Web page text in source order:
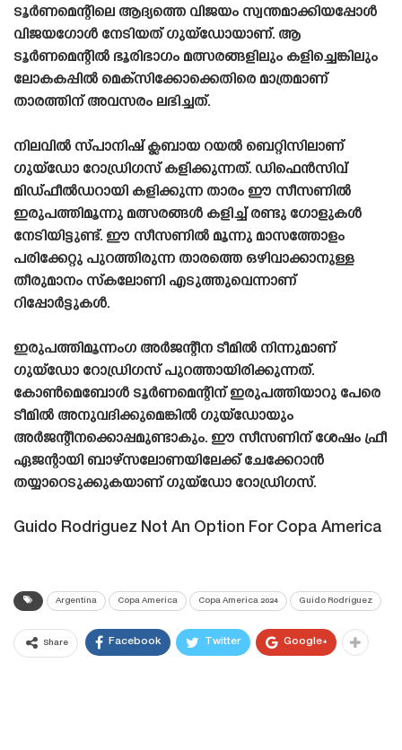
ടൂർണമെന്റിലെ ആദ്യത്തെ വിജയം സ്വന്തമാക്കിയപ്പോൾ
വിജയഗോൾ നേടിയത് ഗുയ്‌ഡോയാണ്. ആ
ടൂർണമെന്റിൽ ഭൂരിഭാഗം മത്സരങ്ങളിലും കളിച്ചെങ്കിലും
ലോകകപ്പിൽ മെക്‌സിക്കോക്കെതിരെ മാത്രമാണ്
താരത്തിന് അവസരം ലഭിച്ചത്.
നിലവിൽ സ്‌പാനിഷ്‌ ക്ലബായ റയൽ ബെറ്റിസിലാണ്
ഗുയ്‌ഡോ റോഡ്രിഗസ് കളിക്കുന്നത്. ഡിഫെൻസിവ്
മിഡ്‌ഫീൽഡറായി കളിക്കുന്ന താരം ഈ സീസണിൽ
ഇരുപത്തിമൂന്നു മത്സരങ്ങൾ കളിച്ച് രണ്ടു ഗോളുകൾ
നേടിയിട്ടുണ്ട്. ഈ സീസണിൽ മൂന്നു മാസത്തോളം
പരിക്കേറ്റു പുറത്തിരുന്ന താരത്തെ ഒഴിവാക്കാനുള്ള
തീരുമാനം സ്‌കലോണി എടുത്തുവെന്നാണ്
റിപ്പോർട്ടുകൾ.
ഇരുപത്തിമൂന്നംഗ അർജന്റീന ടീമിൽ നിന്നുമാണ്
ഗുയ്‌ഡോ റോഡ്രിഗസ് പുറത്തായിരിക്കുന്നത്.
കോൺമെബോൾ ടൂർണമെന്റിന് ഇരുപത്തിയാറു പേരെ
ടീമിൽ അനുവദിക്കുമെങ്കിൽ ഗുയ്ഡോയും
അർജന്റീനക്കൊപ്പമുണ്ടാകും. ഈ സീസണിന് ശേഷം ഫ്രീ
ഏജന്റായി ബാഴ്‌സലോണയിലേക്ക് ചേക്കേറാൻ
തയ്യാറെടുക്കുകയാണ് ഗുയ്‌ഡോ റോഡ്രിഗസ്.
Guido Rodriguez Not An Option For Copa America
Argentina Copa America Copa America 2024 Guido Rodriguez
Share Facebook Twitter Google+